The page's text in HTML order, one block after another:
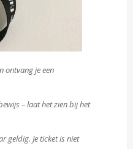
ontvang je een
– laat het zien bij het
geldig. Je ticket is niet